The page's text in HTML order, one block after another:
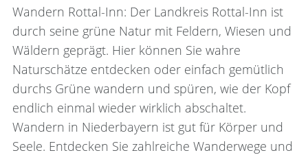
Wandern Rottal-Inn: Der Landkreis Rottal-Inn ist
durch seine grüne Natur mit Feldern, Wiesen und
Wäldern geprägt. Hier können Sie wahre
Naturschätze entdecken oder einfach gemütlich
durchs Grüne wandern und spüren, wie der Kopf
endlich einmal wieder wirklich abschaltet.
Wandern in Niederbayern ist gut für Körper und
Seele. Entdecken Sie zahlreiche Wanderwege und